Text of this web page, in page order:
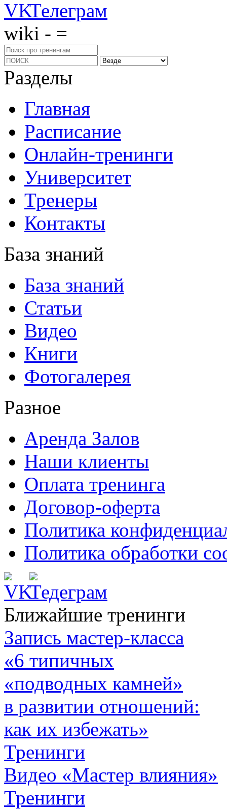
wiki - =
Разделы
Главная
Расписание
Онлайн-тренинги
Университет
Тренеры
Контакты
База знаний
База знаний
Статьи
Видео
Книги
Фотогалерея
Разное
Аренда Залов
Наши клиенты
Оплата тренинга
Договор-оферта
Политика
Политика обработки
Ближайшие тренинги
Запись мастер-класса
«6 типичных
«подводных камней»
в развитии отношений:
как их избежать»
Тренинги
Видео «Мастер влияния»
Тренинги